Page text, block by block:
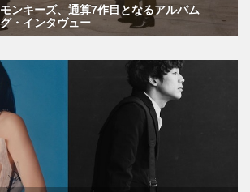
ンキーズ、通算7作目となるアルバム
・インタヴュー